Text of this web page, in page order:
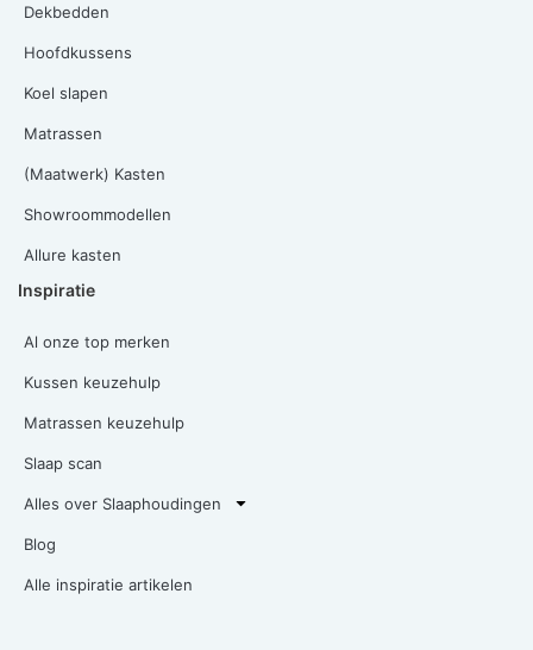
Dekbedden
Hoofdkussens
Koel slapen
Matrassen
(Maatwerk) Kasten
Showroommodellen
Allure kasten
Inspiratie
Al onze top merken
Kussen keuzehulp
Matrassen keuzehulp
Slaap scan
Alles over Slaaphoudingen
Blog
Alle inspiratie artikelen